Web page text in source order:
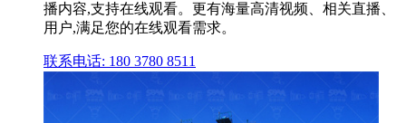
播内容,支持在线观看。更有海量高清视频、相关直播、
用户,满足您的在线观看需求。
联系电话: 180 3780 8511